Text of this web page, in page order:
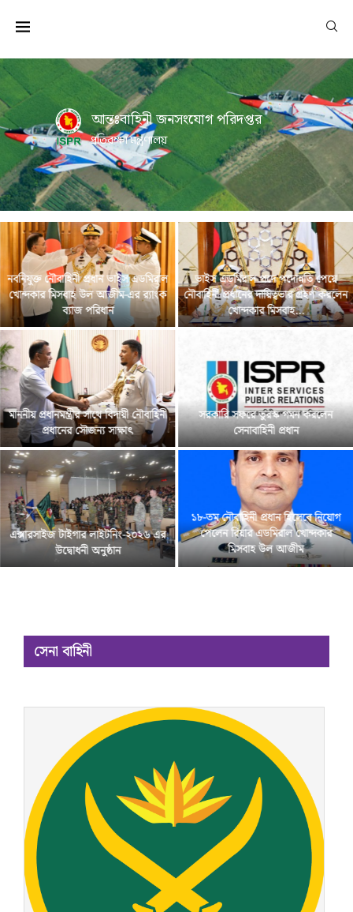
আন্তঃবাহিনী জনসংযোগ পরিদপ্তর
প্রতিরক্ষা মন্ত্রণালয়
নবনিযুক্ত নৌবাহিনী প্রধান ভাইস এডমিরাল
খোন্দকার মিসবাহ উল আজীম-এর র‍্যাংক
ব্যাজ পরিধান
ভাইস এডমিরাল পদে পদোন্নতি পেয়ে
নৌবাহিনী প্রধানের দায়িত্বভার গ্রহণ করলেন
খোন্দকার মিসবাহ...
মাননীয় প্রধানমন্ত্রীর সাথে বিদায়ী নৌবাহিনী
প্রধানের সৌজন্য সাক্ষাৎ
সরকারি সফরে তুরস্ক গমন করলেন
সেনাবাহিনী প্রধান
এক্সারসাইজ টাইগার লাইটনিং-২০২৬ এর
উদ্বোধনী অনুষ্ঠান
১৮-তম নৌবাহিনী প্রধান হিসেবে নিয়োগ
পেলেন রিয়ার এডমিরাল খোন্দকার
মিসবাহ উল আজীম
সেনা বাহিনী